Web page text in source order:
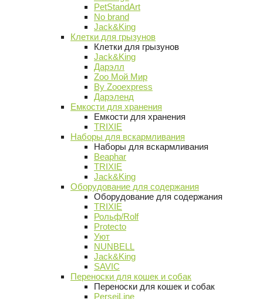
PetStandArt
No brand
Jack&King
Клетки для грызунов
Клетки для грызунов
Jack&King
Дарэлл
Zoo Мой Мир
By Zooexpress
Дарэленд
Емкости для хранения
Емкости для хранения
TRIXIE
Наборы для вскармливания
Наборы для вскармливания
Beaphar
TRIXIE
Jack&King
Оборудование для содержания
Оборудование для содержания
TRIXIE
Рольф/Rolf
Protecto
Уют
NUNBELL
Jack&King
SAVIC
Переноски для кошек и собак
Переноски для кошек и собак
PerseiLine